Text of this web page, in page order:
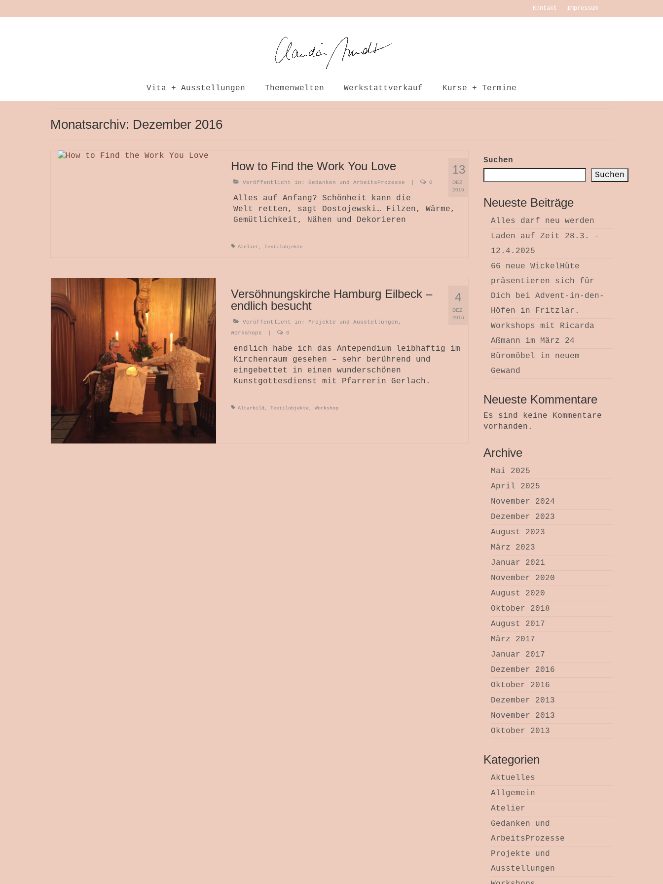
Kontakt Impressum
Vita + Ausstellungen Themenwelten Werkstattverkauf Kurse + Termine
Monatsarchiv: Dezember 2016
13
DEZ.
2016
How to Find the Work You Love
Veröffentlicht in: Gedanken und ArbeitsProzesse 0
Alles auf Anfang? Schönheit kann die
Welt retten, sagt Dostojewski… Filzen, Wärme,
Gemütlichkeit, Nähen und Dekorieren
Atelier , Textilobjekte
4
DEZ.
2016
Versöhnungskirche Hamburg Eilbeck –
endlich besucht
Veröffentlicht in: Projekte und Ausstellungen ,
Workshops
0
endlich habe ich das Antependium leibhaftig im
Kirchenraum gesehen – sehr berührend und
eingebettet in einen wunderschönen
Kunstgottesdienst mit Pfarrerin Gerlach.
Altarbild , Textilobjekte , Workshop
Suchen
Suchen
Neueste Beiträge
Alles darf neu werden
Laden auf Zeit 28.3. –
12.4.2025
66 neue WickelHüte
präsentieren sich für
Dich bei Advent-in-den-
Höfen in Fritzlar.
Workshops mit Ricarda
Aßmann im März 24
Büromöbel in neuem
Gewand
Neueste Kommentare
Es sind keine Kommentare
vorhanden.
Archive
Mai 2025
April 2025
November 2024
Dezember 2023
August 2023
März 2023
Januar 2021
November 2020
August 2020
Oktober 2018
August 2017
März 2017
Januar 2017
Dezember 2016
Oktober 2016
Dezember 2013
November 2013
Oktober 2013
Kategorien
Aktuelles
Allgemein
Atelier
Gedanken und
ArbeitsProzesse
Projekte und
Ausstellungen